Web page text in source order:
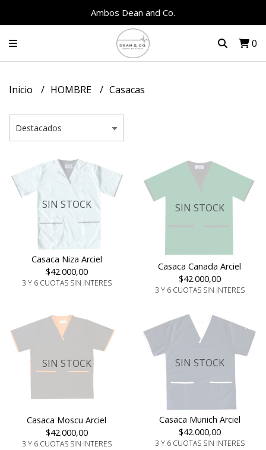
Ambos Dean and Co.
0
Inicio HOMBRE Casacas
SIN STOCK
Casaca Niza Arciel
$42.000,00
3 Y 6 CUOTAS SIN INTERES
SIN STOCK
Casaca Canada Arciel
$42.000,00
3 Y 6 CUOTAS SIN INTERES
SIN STOCK
Casaca Moscu Arciel
$42.000,00
3 Y 6 CUOTAS SIN INTERES
SIN STOCK
Casaca Munich Arciel
$42.000,00
3 Y 6 CUOTAS SIN INTERES